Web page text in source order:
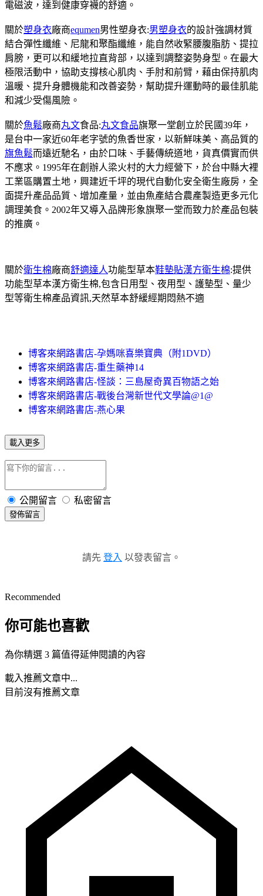
電磁波，達到健康穿襪的舒適。
關於塑身衣廠商equmen男性塑身衣:男塑身衣的設計強調材質
結合彈性纖維、尼龍和聚酯纖維，能自然收緊腰腹脂肪、提拉
肩膀，更可以和緩地拉直背部，以達到調整姿勢身型。在最大
極限活動中，協助支撐核心肌肉、手肘和前臂，藉由保持肌肉
溫暖、提升身體機能和改善姿勢，幫助提升運動時的最佳肌能
和減少受傷風險。
關於魚鬆廠商丸文食品:丸文食品旗聚一堂創立於民國39年，
是台中一家近60年老字號的魚香世家，以新鮮味美、高品質的
旗魚鬆而遠近馳名，由於口味、手藝傳統道地，貨真價實而供
不應求。1995年在創辦人梁火村的大力經營下，於台中縣大裡
工業區購置土地，興建近千坪的現代自動化安全衛生廠房，全
面提升產品品質、增加產量，並由魚產結合農產製造更多元化
調理美食。2002年又導入品牌形象旗聚一堂而致力於產品包裝
的推廣。
關於衛生棉廠商舒適達人功能型草本鞋墊貼漢方衛生棉:提供
功能型草本漢方衛生棉,包含日用型、夜用型、護墊型、量少
型等衛生棉產品資訊,天然草本舒緩經期悶熱不適
博客來網路書店-孕媽咪喜樂寶典（附1DVD）
博客來網路書店-重生藥神14
博客來網路書店-怪談：三島屋奇異百物語之始
博客來網路書店-戰後台灣新世代文學論@1@
博客來網路書店-燕心果
載入更多
公開留言 私密留言
發佈留言
請先 登入 以發表留言。
Recommended
你可能也喜歡
為你精選 3 篇值得延伸閱讀的內容
載入推薦文章中...
目前沒有推薦文章